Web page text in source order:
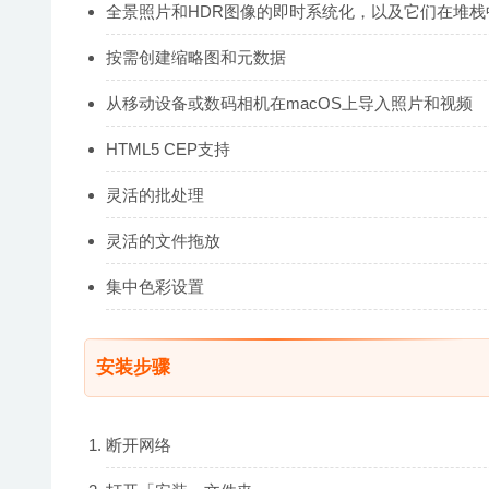
全景照片和HDR图像的即时系统化，以及它们在堆
按需创建缩略图和元数据
从移动设备或数码相机在macOS上导入照片和视频
HTML5 CEP支持
灵活的批处理
灵活的文件拖放
集中色彩设置
安装步骤
断开网络